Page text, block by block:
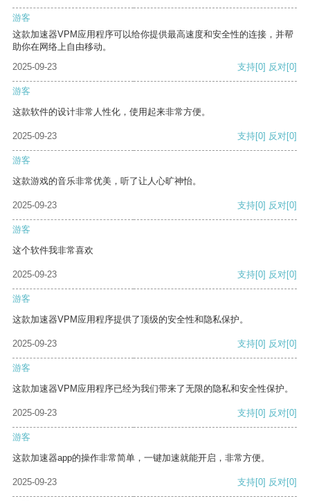
游客
这款加速器VPM应用程序可以给你提供最高速度和安全性的连接，并帮
助你在网络上自由移动。
2025-09-23
支持[0] 反对[0]
游客
这款软件的设计非常人性化，使用起来非常方便。
2025-09-23 支持[0] 反对[0]
游客
这款游戏的音乐非常优美，听了让人心旷神怡。
2025-09-23 支持[0] 反对[0]
游客
这个软件我非常喜欢
2025-09-23 支持[0] 反对[0]
游客
这款加速器VPM应用程序提供了顶级的安全性和隐私保护。
2025-09-23 支持[0] 反对[0]
游客
这款加速器VPM应用程序已经为我们带来了无限的隐私和安全性保护。
2025-09-23 支持[0] 反对[0]
游客
这款加速器app的操作非常简单，一键加速就能开启，非常方便。
2025-09-23 支持[0] 反对[0]